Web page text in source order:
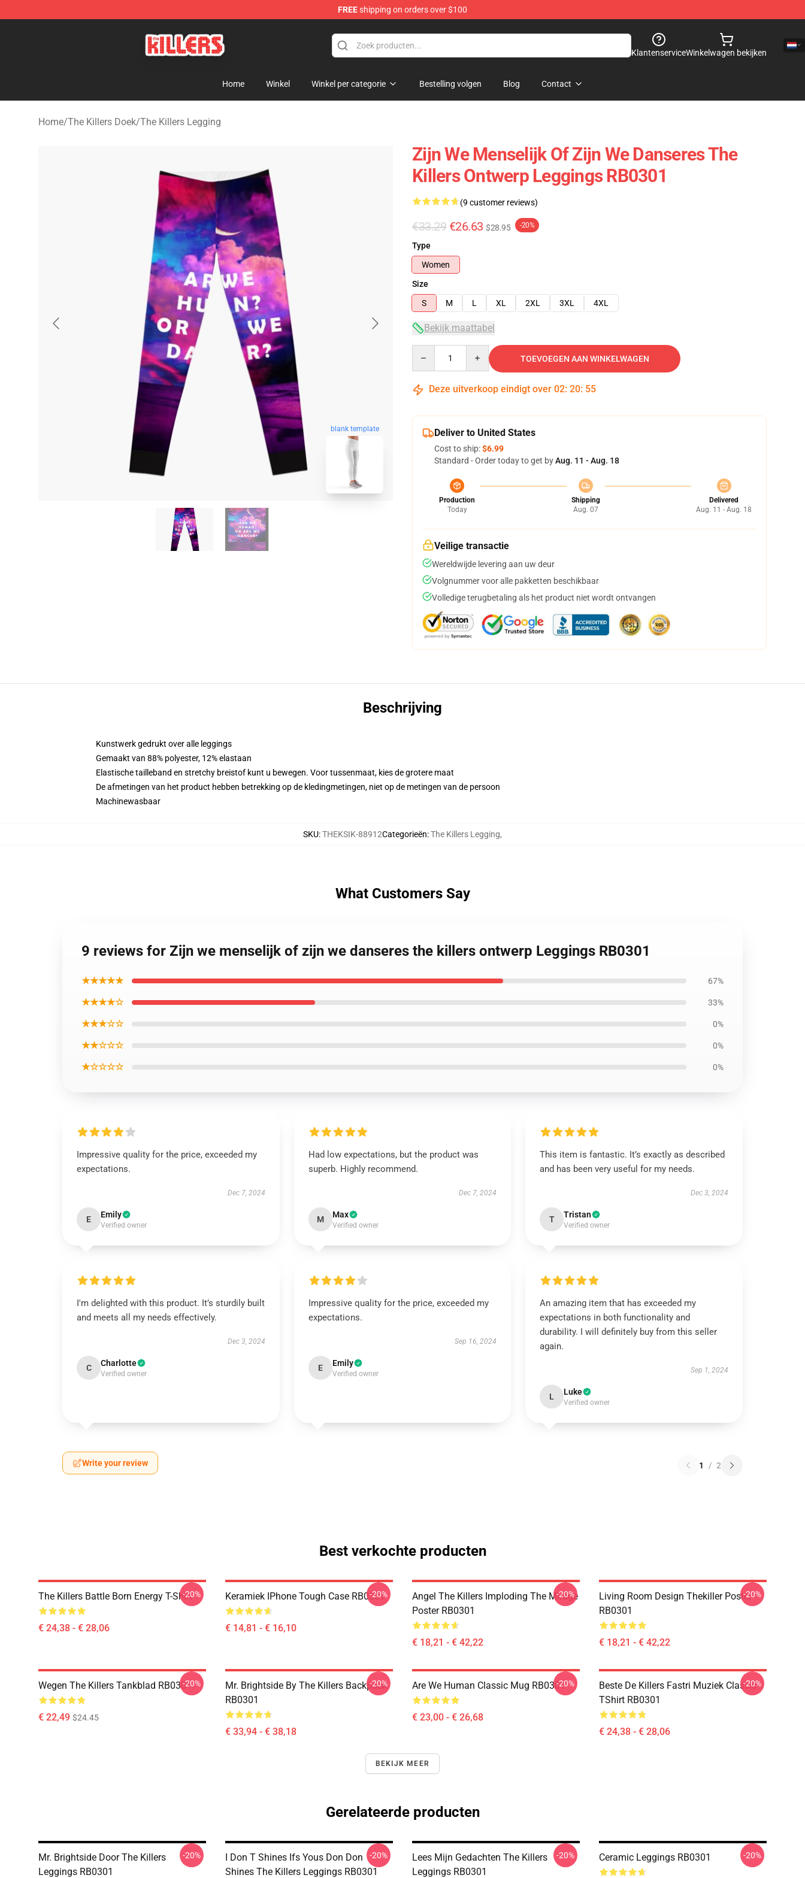
FREEshipping on orders over $100
KlantenserviceWinkelwagen bekijken
Home Winkel Winkel per categorie Bestelling volgen Blog Contact
Home/The Killers Doek/The Killers Legging
blank template
Zijn We Menselijk Of Zijn We Danseres The
Killers Ontwerp Leggings RB0301
(9 customer reviews)
€33.29 €26.63 $28.95 -20%
Type
Women
Size
S
M L XL 2XL 3XL 4XL
Bekijk maattabel
TOEVOEGEN AAN WINKELWAGEN
Deze uitverkoop eindigt over 02: 20: 54
Deliver to United States
Cost to ship:$6.99
Standard - Order today to get byAug. 11 - Aug. 18
Production
Today
Shipping
Aug. 07
Delivered
Aug. 11 - Aug. 18
Veilige transactie
Wereldwijde levering aan uw deur
Volgnummer voor alle pakketten beschikbaar
Volledige terugbetaling als het product niet wordt ontvangen
Beschrijving
Kunstwerk gedrukt over alle leggings
Gemaakt van 88% polyester, 12% elastaan
Elastische tailleband en stretchy breistof kunt u bewegen. Voor tussenmaat, kies de grotere maat
De afmetingen van het product hebben betrekking op de kledingmetingen, niet op de metingen van de persoon
Machinewasbaar
SKU:THEKSIK-88912Categorieën:The Killers Legging,
What Customers Say
9 reviews for Zijn we menselijk of zijn we danseres the killers ontwerp Leggings RB0301
★★★★★ 67%
★★★★☆ 33%
★★★☆☆ 0%
★★☆☆☆ 0%
★☆☆☆☆ 0%
Impressive quality for the price, exceeded my
expectations.
Dec 7, 2024
E Emily
Verified owner
Had low expectations, but the product was
superb. Highly recommend.
Dec 7, 2024
M Max
Verified owner
This item is fantastic. It’s exactly as described
and has been very useful for my needs.
Dec 3, 2024
T Tristan
Verified owner
I'm delighted with this product. It’s sturdily built
and meets all my needs effectively.
Dec 3, 2024
C Charlotte
Verified owner
Impressive quality for the price, exceeded my
expectations.
Sep 16, 2024
E Emily
Verified owner
An amazing item that has exceeded my
expectations in both functionality and
durability. I will definitely buy from this seller
again.
Sep 1, 2024
L Luke
Verified owner
Write your review 1 / 2
Best verkochte producten
The Killers Battle Born Energy T-Shirt
€ 24,38 - € 28,06
-20% Keramiek IPhone Tough Case RB0301
€ 14,81 - € 16,10
-20%
Angel The Killers Imploding The Mirage
Poster RB0301
€ 18,21 - € 42,22
-20%
Living Room Design Thekiller Poster
RB0301
€ 18,21 - € 42,22
-20%
Wegen The Killers Tankblad RB0301
€ 22,49 $24.45
-20%
Mr. Brightside By The Killers Backpack
RB0301
€ 33,94 - € 38,18
-20% Are We Human Classic Mug RB0301
€ 23,00 - € 26,68
-20%
Beste De Killers Fastri Muziek Classic
TShirt RB0301
€ 24,38 - € 28,06
-20%
BEKIJK MEER
Gerelateerde producten
Mr. Brightside Door The Killers
Leggings RB0301
-20%
I Don T Shines Ifs Yous Don Don
Shines The Killers Leggings RB0301
-20%
Lees Mijn Gedachten The Killers
Leggings RB0301
-20% Ceramic Leggings RB0301 -20%